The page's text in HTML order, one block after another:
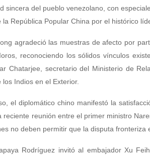
sincera del pueblo venezolano, con
la República Popular China por el histórico
agradeció las muestras de afecto por
reconociendo los sólidos vínculos
Chatarjee, secretario del Ministerio de
los Indios en el Exterior.
el diplomático chino manifestó la
reciente reunión entre el primer ministro
no deben permitir que la disputa fronteriza
Rodríguez invitó al embajador Xu